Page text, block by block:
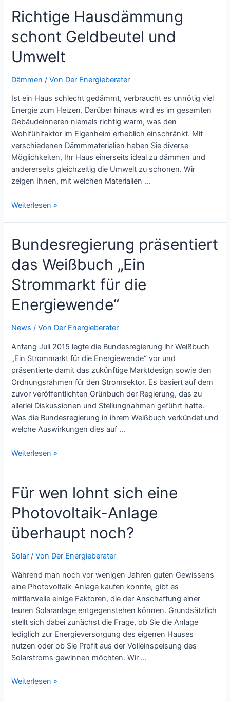
tanken
und
so
Menge
sparen
können
Richtige Hausdämmung
schont Geldbeutel und
Umwelt
Dämmen / Von Der Energieberater
Ist ein Haus schlecht gedämmt, verbraucht es unnötig viel
Energie zum Heizen. Darüber hinaus wird es im gesamten
Gebäudeinneren niemals richtig warm, was den
Wohlfühlfaktor im Eigenheim erheblich einschränkt. Mit
verschiedenen Dämmmaterialien haben Sie diverse
Möglichkeiten, Ihr Haus einerseits ideal zu dämmen und
andererseits gleichzeitig die Umwelt zu schonen. Wir
zeigen Ihnen, mit welchen Materialien …
Richtige
Geldbeutel
und
Umwelt
Weiterlesen »
Bundesregierung präsentiert
das Weißbuch „Ein
Strommarkt für die
Energiewende“
News / Von Der Energieberater
Anfang Juli 2015 legte die Bundesregierung ihr Weißbuch
„Ein Strommarkt für die Energiewende“ vor und
präsentierte damit das zukünftige Marktdesign sowie den
Ordnungsrahmen für den Stromsektor. Es basiert auf dem
zuvor veröffentlichten Grünbuch der Regierung, das zu
allerlei Diskussionen und Stellungnahmen geführt hatte.
Was die Bundesregierung in ihrem Weißbuch verkündet und
welche Auswirkungen dies auf …
Bundesregierung
Weißbuch
„Ein
Strommarkt
die
Weiterlesen »
Für wen lohnt sich eine
Photovoltaik-Anlage
überhaupt noch?
Solar / Von Der Energieberater
Während man noch vor wenigen Jahren guten Gewissens
eine Photovoltaik-Anlage kaufen konnte, gibt es
mittlerweile einige Faktoren, die der Anschaffung einer
teuren Solaranlage entgegenstehen können. Grundsätzlich
stellt sich dabei zunächst die Frage, ob Sie die Anlage
lediglich zur Energieversorgung des eigenen Hauses
nutzen oder ob Sie Profit aus der Volleinspeisung des
Solarstroms gewinnen möchten. Wir …
Für
Weiterlesen »